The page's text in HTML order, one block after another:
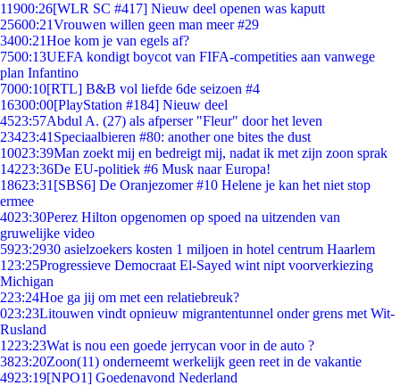
11900:26[WLR SC #417] Nieuw deel openen was kaputt
25600:21Vrouwen willen geen man meer #29
3400:21Hoe kom je van egels af?
7500:13UEFA kondigt boycot van FIFA-competities aan vanwege
plan Infantino
7000:10[RTL] B&B vol liefde 6de seizoen #4
16300:00[PlayStation #184] Nieuw deel
4523:57Abdul A. (27) als afperser "Fleur" door het leven
23423:41 Speciaalbieren #80: another one bites the dust
10023:39Man zoekt mij en bedreigt mij, nadat ik met zijn zoon sprak
14223:36De EU-politiek #6 Musk naar Europa!
18623:31 [SBS6] De Oranjezomer #10 Helene je kan het niet stop
ermee
4023:30Perez Hilton opgenomen op spoed na uitzenden van
gruwelijke video
5923:2930 asielzoekers kosten 1 miljoen in hotel centrum Haarlem
1 23:25Progressieve Democraat El-Sayed wint nipt voorverkiezing
Michigan
223:24Hoe ga jij om met een relatiebreuk?
023:23Litouwen vindt opnieuw migrantentunnel onder grens met Wit-
Rusland
1223:23Wat is nou een goede jerrycan voor in de auto ?
3823:20Zoon(11) onderneemt werkelijk geen reet in de vakantie
4923:19[NPO1] Goedenavond Nederland